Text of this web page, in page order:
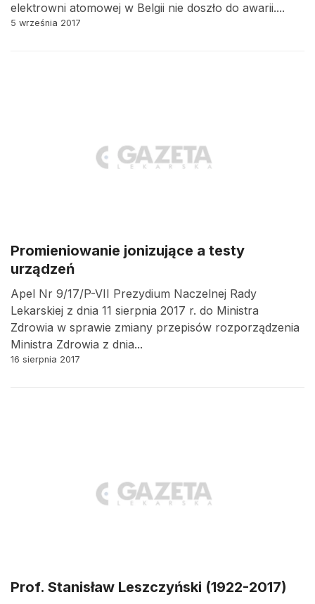
elektrowni atomowej w Belgii nie doszło do awarii....
5 września 2017
Promieniowanie jonizujące a testy
urządzeń
Apel Nr 9/17/P-VII Prezydium Naczelnej Rady
Lekarskiej z dnia 11 sierpnia 2017 r. do Ministra
Zdrowia w sprawie zmiany przepisów rozporządzenia
Ministra Zdrowia z dnia...
16 sierpnia 2017
Prof. Stanisław Leszczyński (1922-2017)